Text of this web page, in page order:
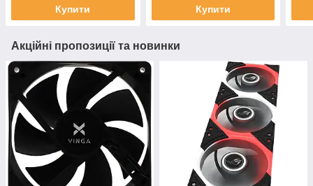
Купити Купити
Акційні пропозиції та новинки